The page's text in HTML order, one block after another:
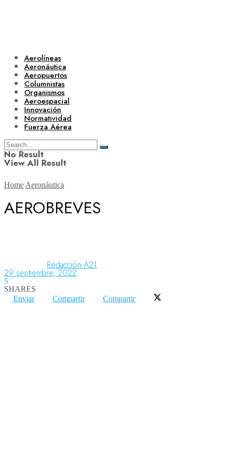
Aerolíneas
Aeronáutica
Aeropuertos
Columnistas
Organismos
Aeroespacial
Innovación
Normatividad
Fuerza Aérea
No Result
View All Result
Aeronáutica
Aeropuertos
Home Aeronáutica
AEROBREVES
Redacción A21
29 septiembre, 2022
5
SHARES
Enviar
Compartir Compartir